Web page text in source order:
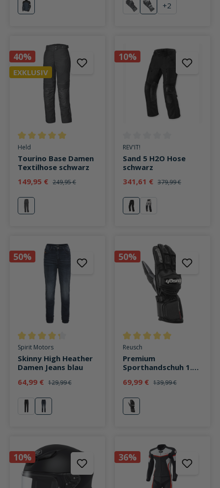
blau schwarzgrau
+2
40%
EXKLUSIV
Durchschnittliche Bewertung von 5 von 5 Sternen
Held
Tourino Base Damen
Textilhose schwarz
149,95 € 249,95 €
schwarz
10%
Durchschnittliche Bewertung
REV'IT!
Sand 5 H2O Hose
schwarz
341,61 € 379,99 €
schwarzsilber/schwarz
50%
Durchschnittliche Bewertung von 4.3 von 5 Sternen
Spirit Motors
Skinny High Heather
Damen Jeans blau
64,99 € 129,99 €
schwarz
blau
50%
Durchschnittliche Bewertung
Reusch
Premium
Sporthandschuh 1.0
69,99 € 139,99 €
schwarz
10% 36%